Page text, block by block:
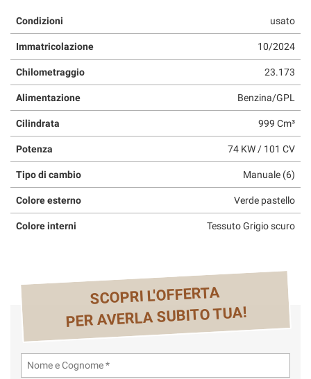
Condizioni usato
Immatricolazione 10/2024
Chilometraggio 23.173
Alimentazione Benzina/GPL
Cilindrata 999 Cm³
Potenza 74 KW / 101 CV
Tipo di cambio Manuale (6)
Colore esterno Verde pastello
Colore interni Tessuto Grigio scuro
SCOPRI L'OFFERTA
PER AVERLA SUBITO TUA!
strumenti
di
si
rimanda
alla
cookie
policy.
Puoi
rivedere
e
modificare
tue
scelte
Cookie necessari